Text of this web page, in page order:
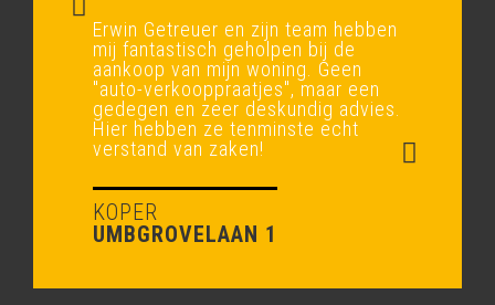
Erwin Getreuer en zijn team hebben
mij fantastisch geholpen bij de
aankoop van mijn woning. Geen
"auto-verkooppraatjes", maar een
gedegen en zeer deskundig advies.
Hier hebben ze tenminste echt
verstand van zaken!
KOPER
UMBGROVELAAN 1